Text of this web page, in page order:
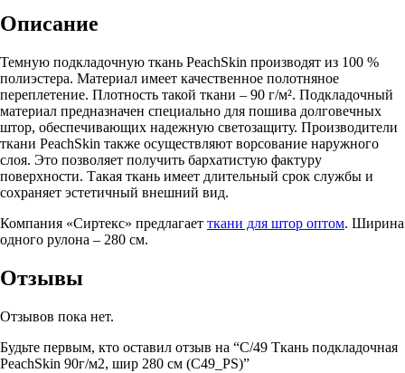
Описание
Темную подкладочную ткань PeachSkin производят из 100 %
полиэстера. Материал имеет качественное полотняное
переплетение. Плотность такой ткани – 90 г/м². Подкладочный
материал предназначен специально для пошива долговечных
штор, обеспечивающих надежную светозащиту. Производители
ткани PeachSkin также осуществляют ворсование наружного
слоя. Это позволяет получить бархатистую фактуру
поверхности. Такая ткань имеет длительный срок службы и
сохраняет эстетичный внешний вид.
Компания «Сиртекс» предлагает ткани для штор оптом. Ширина
одного рулона – 280 см.
Отзывы
Отзывов пока нет.
Будьте первым, кто оставил отзыв на “C/49 Ткань подкладочная
PeachSkin 90г/м2, шир 280 см (C49_PS)”